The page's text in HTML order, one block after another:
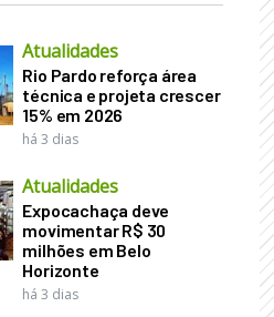
Atualidades
Rio Pardo reforça área
técnica e projeta crescer
15% em 2026
há 3 dias
Atualidades
Expocachaça deve
movimentar R$ 30
milhões em Belo
Horizonte
há 3 dias